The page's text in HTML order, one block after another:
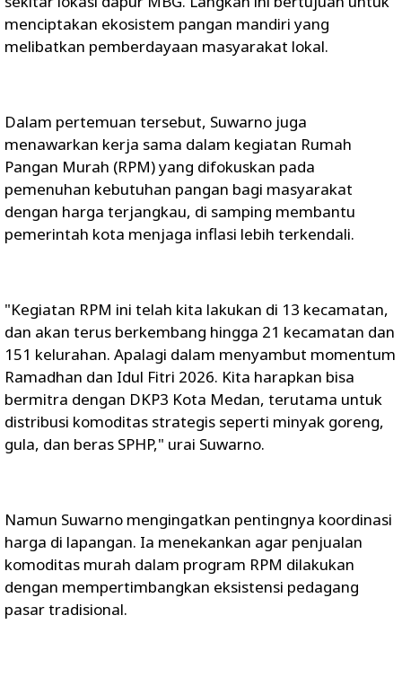
menciptakan ekosistem pangan mandiri yang
melibatkan pemberdayaan masyarakat lokal.
Dalam pertemuan tersebut, Suwarno juga
menawarkan kerja sama dalam kegiatan Rumah
Pangan Murah (RPM) yang difokuskan pada
pemenuhan kebutuhan pangan bagi masyarakat
dengan harga terjangkau, di samping membantu
pemerintah kota menjaga inflasi lebih terkendali.
"Kegiatan RPM ini telah kita lakukan di 13 kecamatan,
dan akan terus berkembang hingga 21 kecamatan dan
151 kelurahan. Apalagi dalam menyambut momentum
Ramadhan dan Idul Fitri 2026. Kita harapkan bisa
bermitra dengan DKP3 Kota Medan, terutama untuk
distribusi komoditas strategis seperti minyak goreng,
gula, dan beras SPHP," urai Suwarno.
Namun Suwarno mengingatkan pentingnya koordinasi
harga di lapangan. Ia menekankan agar penjualan
komoditas murah dalam program RPM dilakukan
dengan mempertimbangkan eksistensi pedagang
pasar tradisional.